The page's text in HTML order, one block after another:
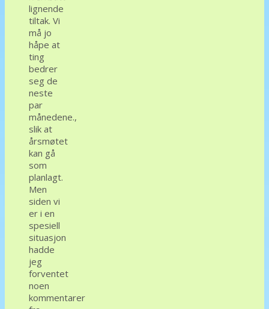
lignende
tiltak. Vi
må jo
håpe at
ting
bedrer
seg de
neste
par
månedene.,
slik at
årsmøtet
kan gå
som
planlagt.
Men
siden vi
er i en
spesiell
situasjon
hadde
jeg
forventet
noen
kommentarer